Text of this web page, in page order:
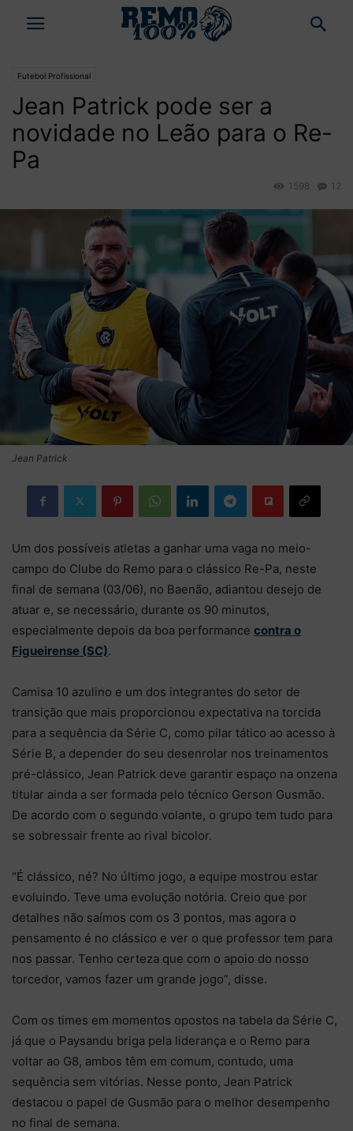
Futebol Profissional
Jean Patrick pode ser a
novidade no Leão para o Re-
Pa
12
1598
Jean Patrick
Um dos possíveis atletas a ganhar uma vaga no meio-
campo do Clube do Remo para o clássico Re-Pa, neste
final de semana (03/06), no Baenão, adiantou desejo de
atuar e, se necessário, durante os 90 minutos,
especialmente depois da boa performance contra o
Figueirense (SC).
Camisa 10 azulino e um dos integrantes do setor de
transição que mais proporcionou expectativa na torcida
para a sequência da Série C, como pilar tático ao acesso à
Série B, a depender do seu desenrolar nos treinamentos
pré-clássico, Jean Patrick deve garantir espaço na onzena
titular ainda a ser formada pelo técnico Gerson Gusmão.
De acordo com o segundo volante, o grupo tem tudo para
se sobressair frente ao rival bicolor.
“É clássico, né? No último jogo, a equipe mostrou estar
evoluindo. Teve uma evolução notória. Creio que por
detalhes não saímos com os 3 pontos, mas agora o
pensamento é no clássico e ver o que professor tem para
nos passar. Tenho certeza que com o apoio do nosso
torcedor, vamos fazer um grande jogo”, disse.
Com os times em momentos opostos na tabela da Série C,
já que o Paysandu briga pela liderança e o Remo para
voltar ao G8, ambos têm em comum, contudo, uma
sequência sem vitórias. Nesse ponto, Jean Patrick
destacou o papel de Gusmão para o melhor desempenho
no final de semana.